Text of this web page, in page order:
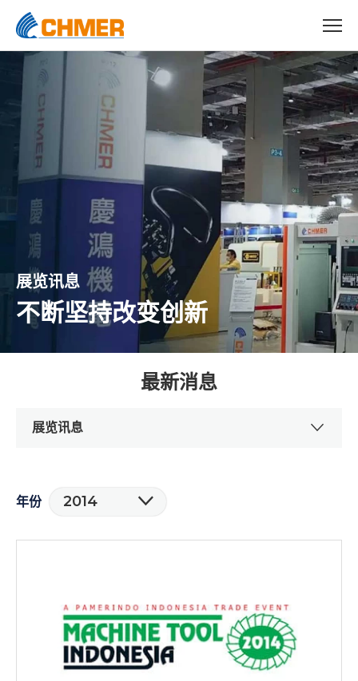
展览讯息
不断坚持改变创新
最新消息
展览讯息
年份 2014